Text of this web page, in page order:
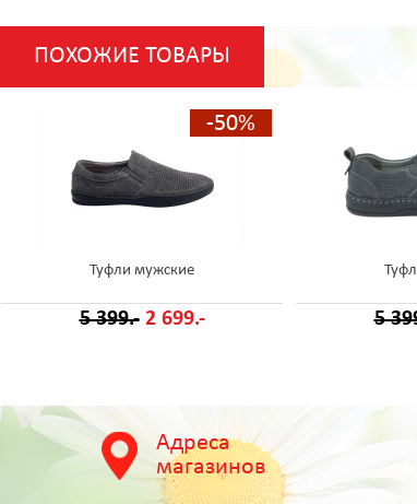
ПОХОЖИЕ ТОВАРЫ
-50%
Туфли мужские
5 399.- 2 699.- 5
Адреса
магазинов